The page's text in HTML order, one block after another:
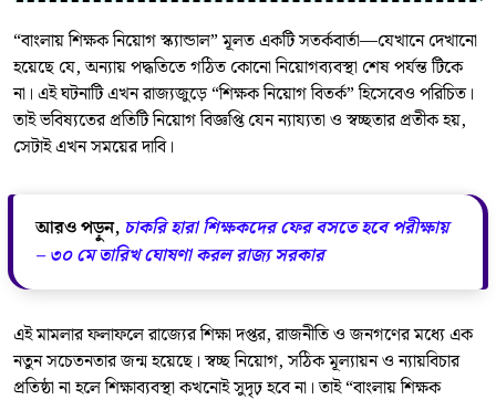
“বাংলায় শিক্ষক নিয়োগ স্ক্যান্ডাল” মূলত একটি সতর্কবার্তা—যেখানে দেখানো
হয়েছে যে, অন্যায় পদ্ধতিতে গঠিত কোনো নিয়োগব্যবস্থা শেষ পর্যন্ত টিকে
না। এই ঘটনাটি এখন রাজ্যজুড়ে “শিক্ষক নিয়োগ বিতর্ক” হিসেবেও পরিচিত।
তাই ভবিষ্যতের প্রতিটি নিয়োগ বিজ্ঞপ্তি যেন ন্যায্যতা ও স্বচ্ছতার প্রতীক হয়,
সেটাই এখন সময়ের দাবি।
আরও পড়ুন, চাকরি হারা শিক্ষকদের ফের বসতে হবে পরীক্ষায়
– ৩০ মে তারিখ ঘোষণা করল রাজ্য সরকার
এই মামলার ফলাফলে রাজ্যের শিক্ষা দপ্তর, রাজনীতি ও জনগণের মধ্যে এক
নতুন সচেতনতার জন্ম হয়েছে। স্বচ্ছ নিয়োগ, সঠিক মূল্যায়ন ও ন্যায়বিচার
প্রতিষ্ঠা না হলে শিক্ষাব্যবস্থা কখনোই সুদৃঢ় হবে না। তাই “বাংলায় শিক্ষক